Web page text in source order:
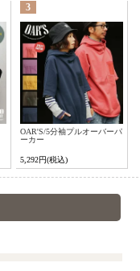
3
OAR'S/5分袖プルオーバーパ
ーカー
5,292円(税込)